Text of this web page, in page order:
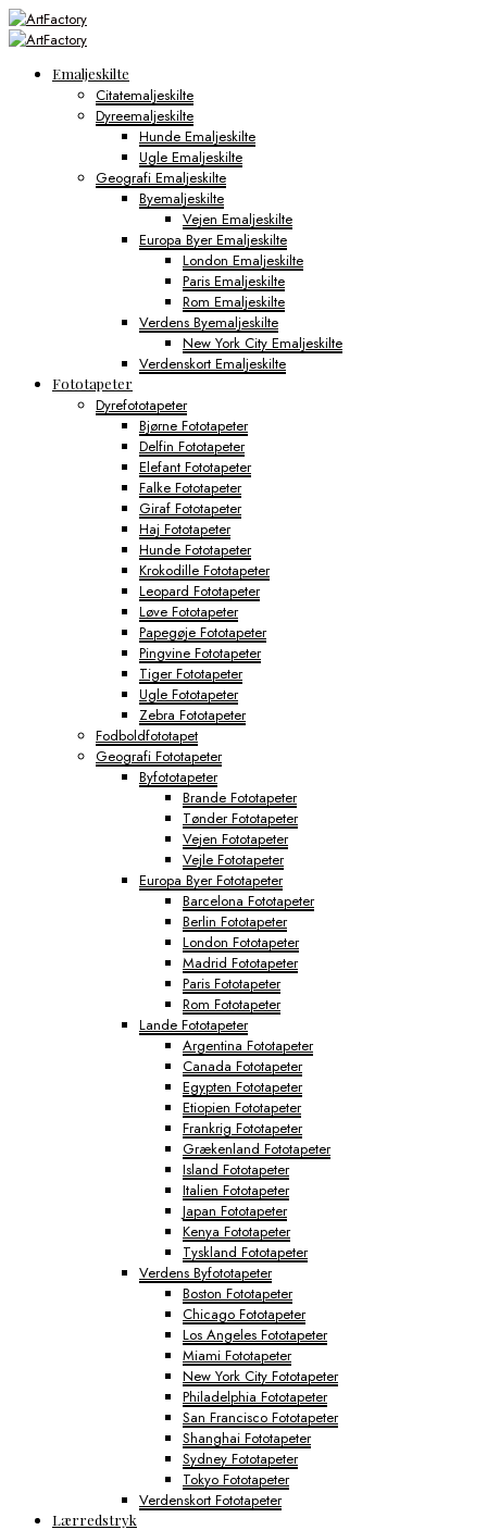
Emaljeskilte
Citatemaljeskilte
Dyreemaljeskilte
Hunde Emaljeskilte
Ugle Emaljeskilte
Geografi Emaljeskilte
Byemaljeskilte
Vejen Emaljeskilte
Europa Byer Emaljeskilte
London Emaljeskilte
Paris Emaljeskilte
Rom Emaljeskilte
Verdens Byemaljeskilte
New York City Emaljeskilte
Verdenskort Emaljeskilte
Fototapeter
Dyrefototapeter
Bjørne Fototapeter
Delfin Fototapeter
Elefant Fototapeter
Falke Fototapeter
Giraf Fototapeter
Haj Fototapeter
Hunde Fototapeter
Krokodille Fototapeter
Leopard Fototapeter
Løve Fototapeter
Papegøje Fototapeter
Pingvine Fototapeter
Tiger Fototapeter
Ugle Fototapeter
Zebra Fototapeter
Fodboldfototapet
Geografi Fototapeter
Byfototapeter
Brande Fototapeter
Tønder Fototapeter
Vejen Fototapeter
Vejle Fototapeter
Europa Byer Fototapeter
Barcelona Fototapeter
Berlin Fototapeter
London Fototapeter
Madrid Fototapeter
Paris Fototapeter
Rom Fototapeter
Lande Fototapeter
Argentina Fototapeter
Canada Fototapeter
Egypten Fototapeter
Etiopien Fototapeter
Frankrig Fototapeter
Grækenland Fototapeter
Island Fototapeter
Italien Fototapeter
Japan Fototapeter
Kenya Fototapeter
Tyskland Fototapeter
Verdens Byfototapeter
Boston Fototapeter
Chicago Fototapeter
Los Angeles Fototapeter
Miami Fototapeter
New York City Fototapeter
Philadelphia Fototapeter
San Francisco Fototapeter
Shanghai Fototapeter
Sydney Fototapeter
Tokyo Fototapeter
Verdenskort Fototapeter
Lærredstryk